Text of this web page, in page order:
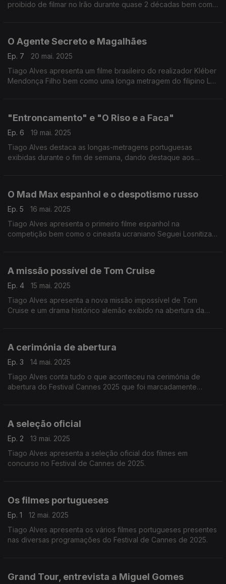
proibido de filmar no Irão durante quase 2 décadas bem como
O Agente Secreto e Magalhães
Ep. 7
20 mai. 2025
Tiago Alves apresenta um filme brasileiro do realizador Kléber
Mendonça Filho bem como uma longa metragem do filipino Lav
"Entroncamento" e "O Riso e a Faca"
Ep. 6
19 mai. 2025
Tiago Alves destaca as longas-metragens portuguesas
exibidas durante o fim de semana, dando destaque aos
O Mad Max espanhol e o despotismo russo
Ep. 5
16 mai. 2025
Tiago Alves apresenta o primeiro filme espanhol na
competição bem como o cineasta ucraniano Seguei Losnitiza
A missão possível de Tom Cruise
Ep. 4
15 mai. 2025
Tiago Alves apresenta a nova missão impossível de Tom
Cruise e um drama histórico alemão exibido na abertura da
A cerimónia de abertura
Ep. 3
14 mai. 2025
Tiago Alves conta tudo o que aconteceu na cerimónia de
abertura do Festival Cannes 2025 que foi marcadamente
A seleção oficial
Ep. 2
13 mai. 2025
Tiago Alves apresenta a seleção oficial dos filmes em
concurso no Festival de Cannes de 2025.
Os filmes portugueses
Ep. 1
12 mai. 2025
Tiago Alves apresenta os vários filmes portugueses presentes
nas diversas programações do Festival de Cannes de 2025.
Grand Tour, entrevista a Miguel Gomes